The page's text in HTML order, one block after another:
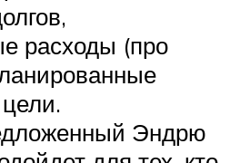
расходы (про
Эндрю